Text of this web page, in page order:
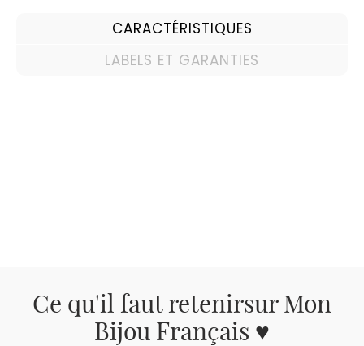
CARACTÉRISTIQUES
LABELS ET GARANTIES
Ce qu'il faut retenirsur Mon
Bijou Français ♥